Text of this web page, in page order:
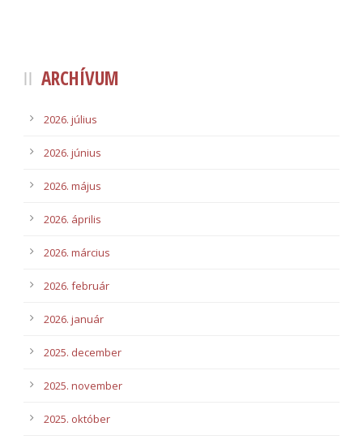
ARCHÍVUM
2026. július
2026. június
2026. május
2026. április
2026. március
2026. február
2026. január
2025. december
2025. november
2025. október